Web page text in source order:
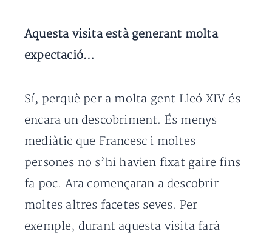
Aquesta visita està generant molta
expectació…
Sí, perquè per a molta gent Lleó XIV és
encara un descobriment. És menys
mediàtic que Francesc i moltes
persones no s’hi havien fixat gaire fins
fa poc. Ara començaran a descobrir
moltes altres facetes seves. Per
exemple, durant aquesta visita farà